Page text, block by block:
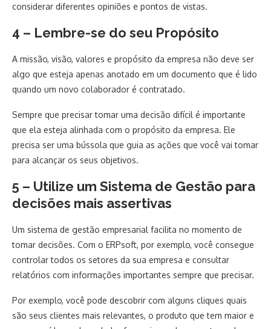
considerar diferentes opiniões e pontos de vistas.
4 – Lembre-se do seu Propósito
A missão, visão, valores e propósito da empresa não deve ser
algo que esteja apenas anotado em um documento que é lido
quando um novo colaborador é contratado.
Sempre que precisar tomar uma decisão difícil é importante
que ela esteja alinhada com o propósito da empresa. Ele
precisa ser uma bússola que guia as ações que você vai tomar
para alcançar os seus objetivos.
5 – Utilize um Sistema de Gestão para
decisões mais assertivas
Um sistema de gestão empresarial facilita no momento de
tomar decisões. Com o ERPsoft, por exemplo, você consegue
controlar todos os setores da sua empresa e consultar
relatórios com informações importantes sempre que precisar.
Por exemplo, você pode descobrir com alguns cliques quais
são seus clientes mais relevantes, o produto que tem maior e